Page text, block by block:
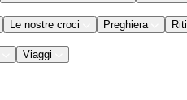
Le nostre croci Preghiera Riti
Viaggi